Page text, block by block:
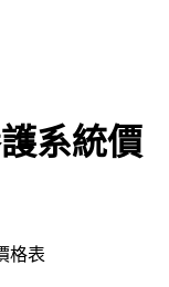
系統價
格表